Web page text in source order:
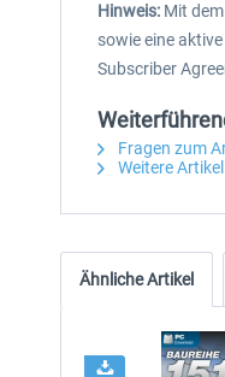
Hinweis: Mit
sowie eine
Subscriber
Fragen zum
Weitere
Ähnliche Artikel